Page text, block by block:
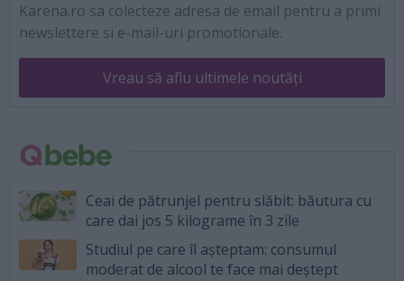
Karena.ro sa colecteze adresa de email pentru a primi
newslettere si e-mail-uri promotionale.
Vreau să aflu ultimele noutăți
Ceai de pătrunjel pentru slăbit: băutura cu
care dai jos 5 kilograme în 3 zile
Studiul pe care îl așteptam: consumul
moderat de alcool te face mai deștept